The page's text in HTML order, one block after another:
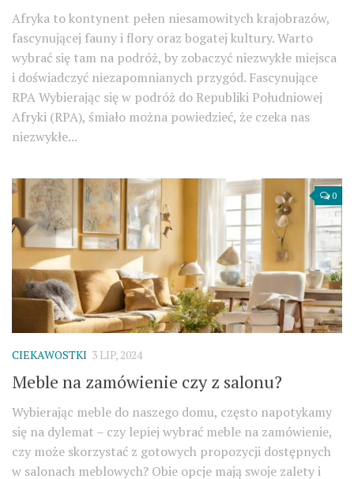
Afryka to kontynent pełen niesamowitych krajobrazów,
fascynującej fauny i flory oraz bogatej kultury. Warto
wybrać się tam na podróż, by zobaczyć niezwykłe miejsca
i doświadczyć niezapomnianych przygód. Fascynujące
RPA Wybierając się w podróż do Republiki Południowej
Afryki (RPA), śmiało można powiedzieć, że czeka nas
niezwykłe...
0
CIEKAWOSTKI 3 LIP, 2024
Meble na zamówienie czy z salonu?
Wybierając meble do naszego domu, często napotykamy
się na dylemat – czy lepiej wybrać meble na zamówienie,
czy może skorzystać z gotowych propozycji dostępnych
w salonach meblowych? Obie opcje mają swoje zalety i